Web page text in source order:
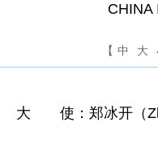
CHINA
【 中 大
大 使：郑冰开（